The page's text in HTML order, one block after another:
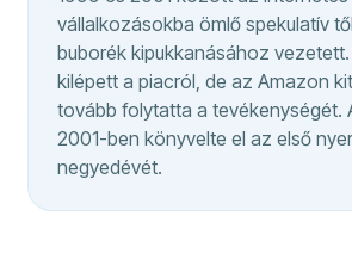
vállalkozásokba ömlő spekulatív
buborék kipukkanásához
kilépett a piacról, de az Amazon
tovább folytatta a tevékenységét.
2001-ben könyvelte el az első
negyedévét.